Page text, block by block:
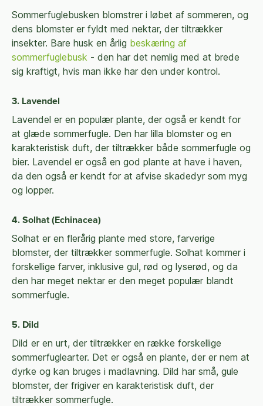
Sommerfuglebusken blomstrer i løbet af sommeren, og
dens blomster er fyldt med nektar, der tiltrækker
insekter. Bare husk en årlig beskæring af
sommerfuglebusk - den har det nemlig med at brede
sig kraftigt, hvis man ikke har den under kontrol.
3. Lavendel
Lavendel er en populær plante, der også er kendt for
at glæde sommerfugle. Den har lilla blomster og en
karakteristisk duft, der tiltrækker både sommerfugle og
bier. Lavendel er også en god plante at have i haven,
da den også er kendt for at afvise skadedyr som myg
og lopper.
4. Solhat (Echinacea)
Solhat er en flerårig plante med store, farverige
blomster, der tiltrækker sommerfugle. Solhat kommer i
forskellige farver, inklusive gul, rød og lyserød, og da
den har meget nektar er den meget populær blandt
sommerfugle.
5. Dild
Dild er en urt, der tiltrækker en række forskellige
sommerfuglearter. Det er også en plante, der er nem at
dyrke og kan bruges i madlavning. Dild har små, gule
blomster, der frigiver en karakteristisk duft, der
tiltrækker sommerfugle.